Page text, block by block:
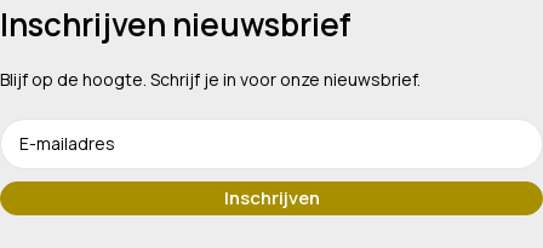
Inschrijven nieuwsbrief
Blijf op de hoogte. Schrijf je in voor onze nieuwsbrief.